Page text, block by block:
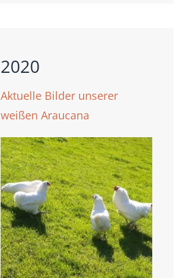
2020
Aktuelle Bilder unserer
weißen Araucana